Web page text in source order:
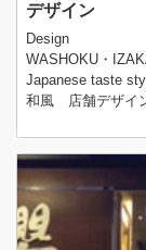
デザイン
Design
WASHOKU・
Japanese taste
和風 店舗デザイ